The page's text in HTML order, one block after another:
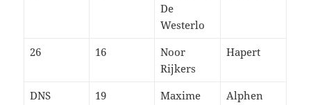
De
Westerlo
26 16
Noor
Rijkers
Hapert
DNS 19
Maxime
Alphen